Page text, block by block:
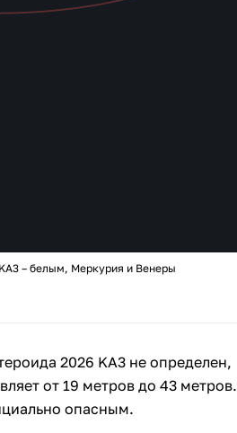
– белым, Меркурия и Венеры
2026 KA3 не определен,
от 19 метров до 43 метров.
опасным.